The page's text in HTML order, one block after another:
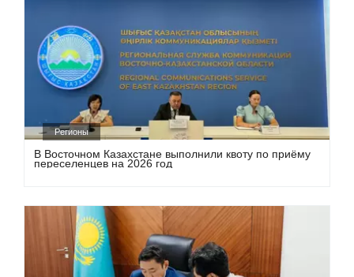
Регионы
В Восточном Казахстане выполнили квоту по приёму
переселенцев на 2026 год